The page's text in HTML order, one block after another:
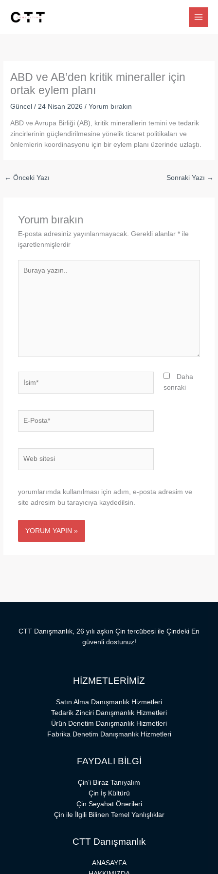
ABD ve AB’den kritik mineraller için
ortak eylem planı
Güncel /24 Nisan 2026/Yorum bırakın
ABD ve Avrupa Birliği (AB), kritik minerallerin temini ve tedarik
zincirlerinin güçlendirilmesine yönelik ticaret politikaları ve
önlemlerin koordinasyonu için bir eylem planı üzerinde uzlaştı.
← Önceki Yazı Sonraki Yazı →
Yorum bırakın
E-posta adresiniz yayınlanmayacak. Gerekli alanlar *ile
işaretlenmişlerdir
Posta*
Daha
sonraki
yorumlarımda kullanılması için adım, e-posta adresim ve
site adresim bu tarayıcıya kaydedilsin.
CTT Danışmanlık, 26 yılı aşkın Çin tercübesi ile Çindeki En
güvenli dostunuz!
HİZMETLERİMİZ
Satın Alma Danışmanlık Hizmetleri
Tedarik Zinciri Danışmanlık Hizmetleri
Ürün Denetim Danışmanlık Hizmetleri
Fabrika Denetim Danışmanlık Hizmetleri
FAYDALI BİLGİ
Çin’i Biraz Tanıyalım
Çin İş Kültürü
Çin Seyahat Önerileri
Çin ile İlgili Bilinen Temel Yanlışlıklar
CTT Danışmanlık
ANASAYFA